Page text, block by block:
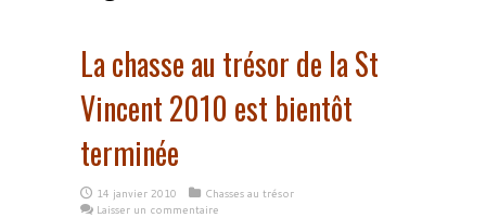
La chasse au trésor de la St
Vincent 2010 est bientôt
terminée
14 janvier 2010
Chasses au trésor
Laisser un commentaire